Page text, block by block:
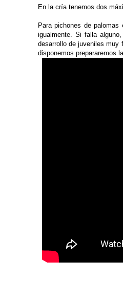
En la cría tenemos dos
Para pichones de
igualmente. Si falla
desarrollo de juveniles muy
disponemos prepararemos